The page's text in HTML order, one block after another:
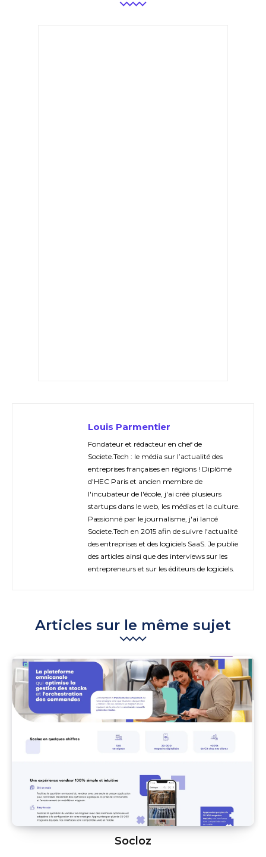
Louis Parmentier
Fondateur et rédacteur en chef de
Societe.Tech : le média sur l’actualité des
entreprises françaises en régions ! Diplômé
d'HEC Paris et ancien membre de
l'incubateur de l'école, j'ai créé plusieurs
startups dans le web, les médias et la culture.
Passionné par le journalisme, j'ai lancé
Societe.Tech en 2015 afin de suivre l'actualité
des entreprises et des logiciels SaaS. Je publie
des articles ainsi que des interviews sur les
entrepreneurs et sur les éditeurs de logiciels.
Articles sur le même sujet
Socloz